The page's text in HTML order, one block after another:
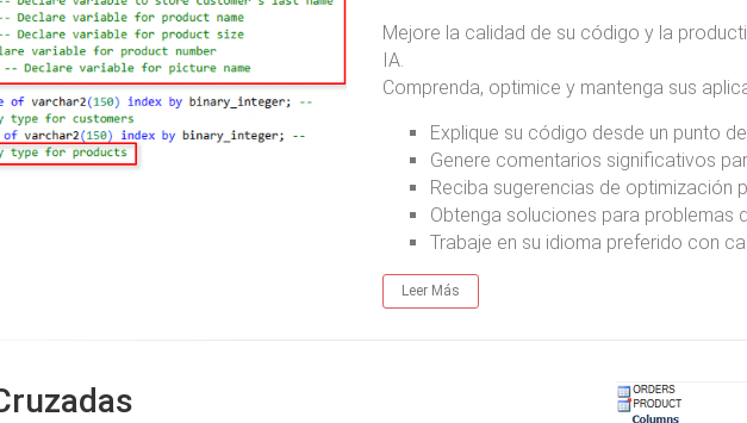
Mejore la calidad de su código y la
IA.
Comprenda, optimice y mantenga sus
Explique su código desde un punto
Genere comentarios significativos
Reciba sugerencias de optimización
Obtenga soluciones para
Trabaje en su idioma preferido con
Leer Más